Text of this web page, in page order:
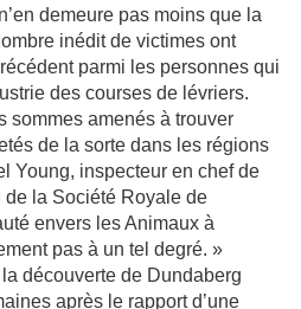
demeure pas moins que la
inédit de victimes ont
parmi les personnes qui
des courses de lévriers.
sommes amenés à trouver
de la sorte dans les régions
Young, inspecteur en chef de
de la Société Royale de
envers les Animaux à
pas à un tel degré. »
découverte de Dundaberg
après le rapport d’une